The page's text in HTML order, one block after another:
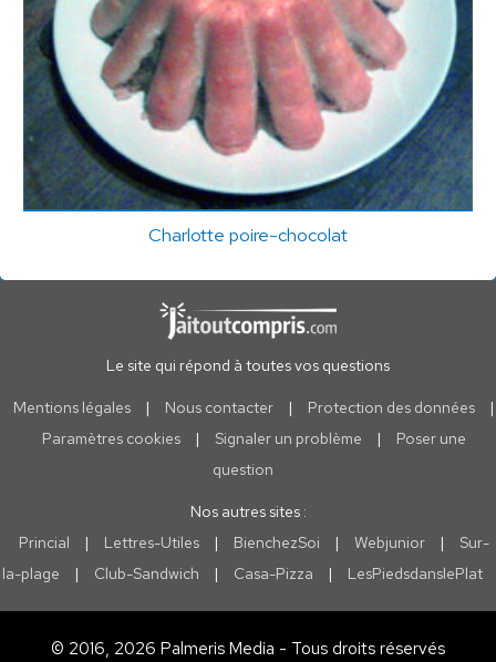
Charlotte poire-chocolat
Le site qui répond à toutes vos questions
Mentions légales | Nous contacter | Protection des données
|
Paramètres cookies
| Signaler un problème |
Poser une
question
Nos autres sites :
Princial
| Lettres-Utiles | BienchezSoi | Webjunior |
Sur-
la-plage
| Club-Sandwich | Casa-Pizza | LesPiedsdanslePlat
© 2016, 2026 Palmeris Media - Tous droits réservés